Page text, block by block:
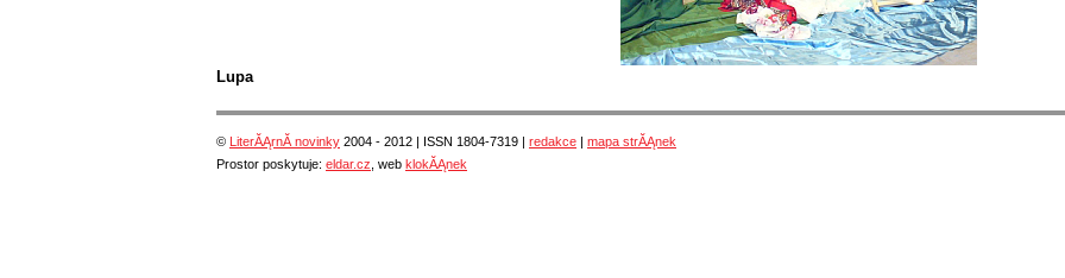
Lupa
© LiterĂĄrnĂ­ novinky 2004 - 2012 | ISSN 1804-7319 | redakce
mapa strĂĄnek
Prostor poskytuje: eldar.cz , web klokĂĄnek